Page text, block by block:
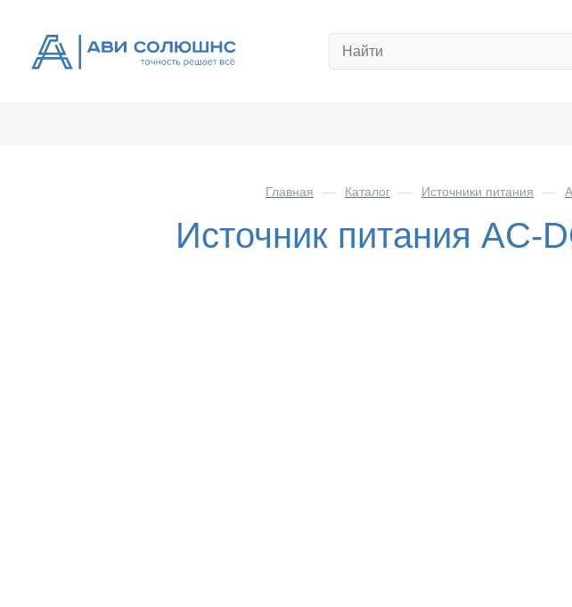
Главная — Каталог — Источники питания —
Источник питания AC-